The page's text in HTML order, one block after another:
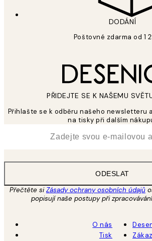
DODÁNÍ
Poštovné zdarma od 1
PŘIDEJTE SE K NAŠEMU
Přihlašte se k odběru našeho newsletteru
na tisky při dalším
ODESLAT
Přečtěte siZásady ochrany osobních údajů
popisují naše postupy při
O nás
Tisk